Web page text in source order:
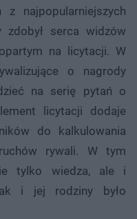
najpopularniejszych
serca widzów
na licytacji. W
o nagrody
na serię pytań o
licytacji dodaje
do kalkulowania
rywali. W tym
tylko wiedza, ale i
i jej rodziny było